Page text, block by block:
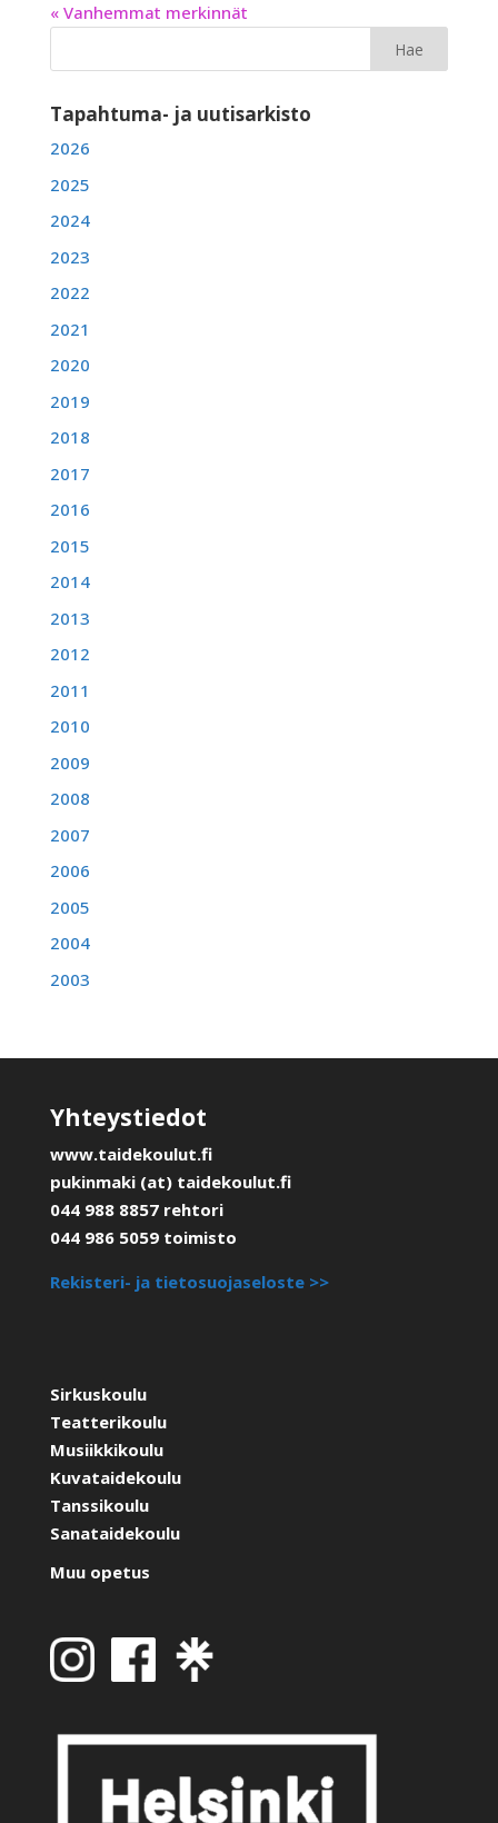
« Vanhemmat merkinnät
Tapahtuma- ja uutisarkisto
2026
2025
2024
2023
2022
2021
2020
2019
2018
2017
2016
2015
2014
2013
2012
2011
2010
2009
2008
2007
2006
2005
2004
2003
Yhteystiedot
www.taidekoulut.fi
pukinmaki (at) taidekoulut.fi
044 988 8857 rehtori
044 986 5059 toimisto
Rekisteri- ja tietosuojaseloste >>
Sirkuskoulu
Teatterikoulu
Musiikkikoulu
Kuvataidekoulu
Tanssikoulu
Sanataidekoulu
Muu opetus